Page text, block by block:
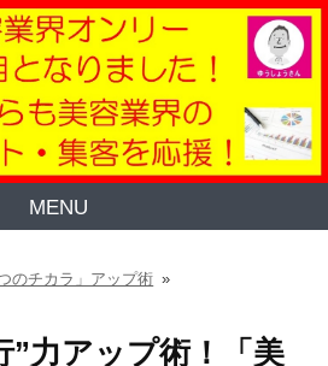
MENU
のチカラ」アップ術 »
力アップ術！「美